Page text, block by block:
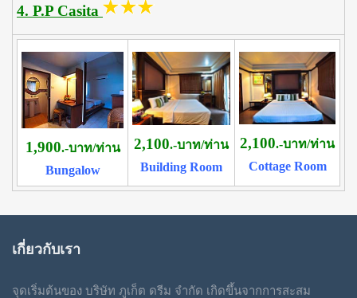
4. P.P Casita
1,900.-บาท/ท่าน
Bungalow
2,100.-บาท/ท่าน
Building Room
2,100.-บาท/ท่าน
Cottage Room
เกี่ยวกับเรา
จุดเริ่มต้นของ บริษัท ภูเก็ต ดรีม จำกัด เกิดขึ้นจากการสะสม